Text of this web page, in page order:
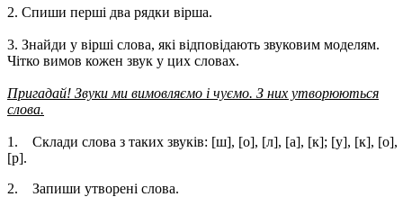
2. Спиши перші два рядки вірша.
3. Знайди у вірші слова, які відповідають звуковим моделям.
Чітко вимов кожен звук у цих словах.
Пригадай! Звуки ми вимовляємо і чуємо. З них утворюються
слова.
1. Склади слова з таких звуків: [ш], [о], [л], [а], [к]; [у], [к], [о],
[р].
2. Запиши утворені слова.